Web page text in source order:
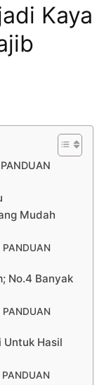
Kaya
Mudah
No.4 Banyak
Untuk Hasil